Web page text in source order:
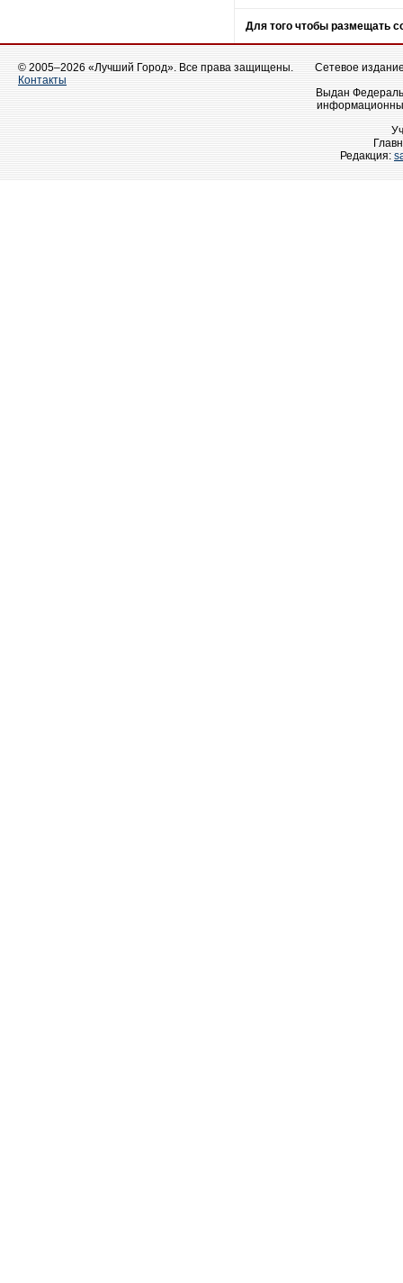
Для того чтобы размещать
© 2005–2026 «Лучший Город». Все права защищены.
Контакты
Сетевое
Выдан
Редакция: